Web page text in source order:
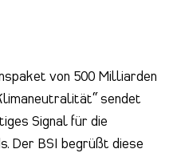
von 500 Milliarden
sendet
Signal für die
Der BSI begrüßt diese